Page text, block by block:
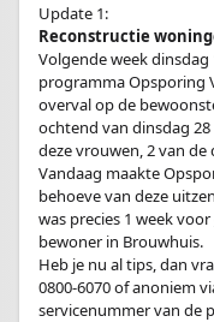
Update 1:
Reconstructie
Volgende week
programma Opsporing
overval op de
ochtend van dinsdag
deze vrouwen, 2 van
Vandaag maakte
behoeve van deze
was precies 1 week voor
bewoner in Brouwhuis.
Heb je nu al tips, dan
0800-6070 of anoniem
servicenummer van de